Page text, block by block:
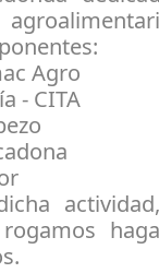
Agro
- CITA